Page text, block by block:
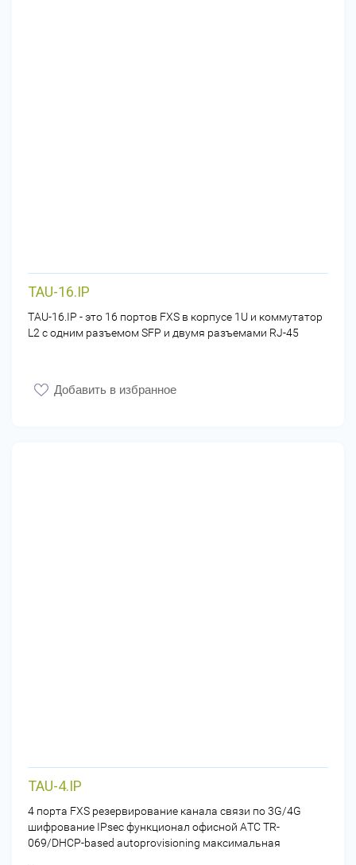
TAU-16.IP
TAU-16.IP - это 16 портов FXS в корпусе 1U и коммутатор
L2 с одним разъемом SFP и двумя разъемами RJ-45
Добавить в избранное
TAU-4.IP
4 порта FXS резервирование канала связи по 3G/4G
шифрование IPsec функционал офисной АТС TR-
069/DHCP-based autoprovisioning максимальная